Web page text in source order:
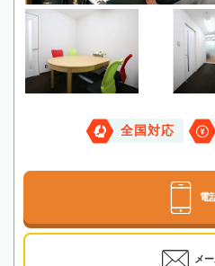
全国対応
電
メ